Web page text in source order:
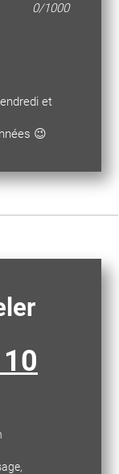
0/1000
et
😉